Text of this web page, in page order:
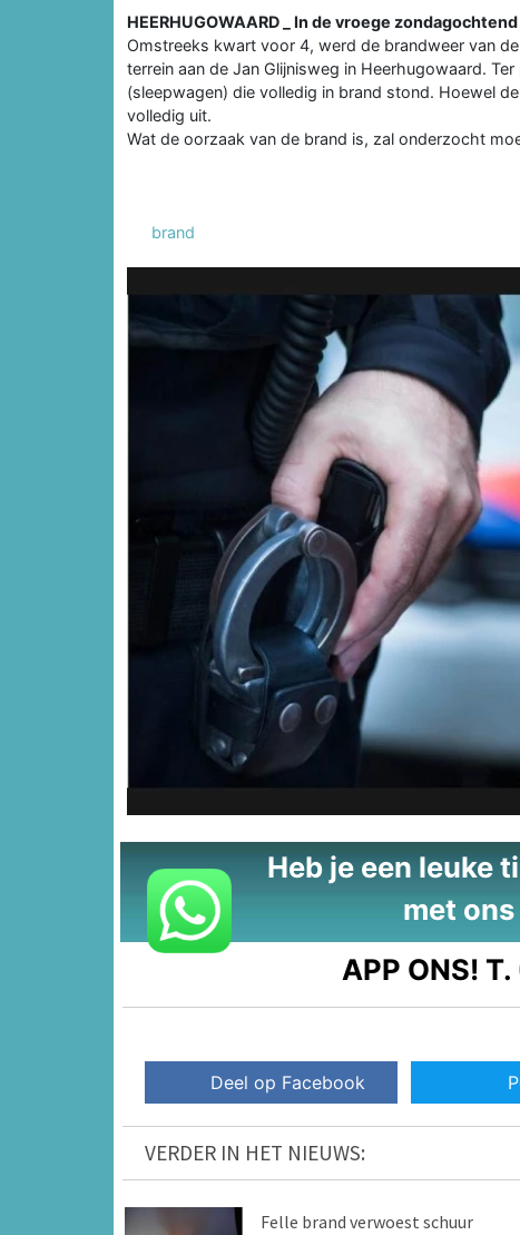
HEERHUGOWAARD _ In de vroege
Omstreeks kwart voor 4, werd de brandweer van
terrein aan de Jan Glijnisweg in Heerhugowaard.
(sleepwagen) die volledig in brand stond. Hoewel
volledig uit.
Wat de oorzaak van de brand is, zal onderzocht
brand
Heb je een leuke
met
APP ONS! T.
Deel op Facebook
VERDER IN HET NIEUWS:
Felle brand verwoest schuur